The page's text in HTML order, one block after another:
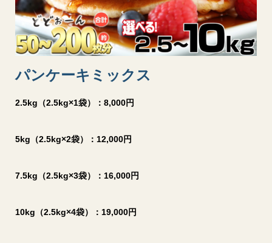
パンケーキミックス
2.5kg（2.5kg×1袋）：8,000円
5kg（2.5kg×2袋）：12,000円
7.5kg（2.5kg×3袋）：16,000円
10kg（2.5kg×4袋）：19,000円